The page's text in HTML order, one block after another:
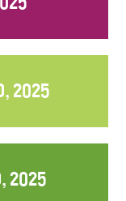
2025
2025